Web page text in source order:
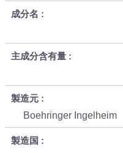
成分名
主成分含有量
製造元
Boehringer Ingelheim
製造国